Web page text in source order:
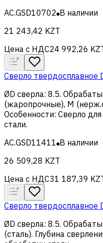
AC.GSD10702 В наличии
21 243,42 KZT
Цена с НДС24 992,26
Сверло твердосплавное
ØD сверла: 8.5.
(жаропрочные), M
Особенности: Сверло
стали.
AC.GSD11411 В наличии
26 509,28 KZT
Цена с НДС31 187,39
Сверло твердосплавное
ØD сверла: 8.5.
(сталь). Глубина